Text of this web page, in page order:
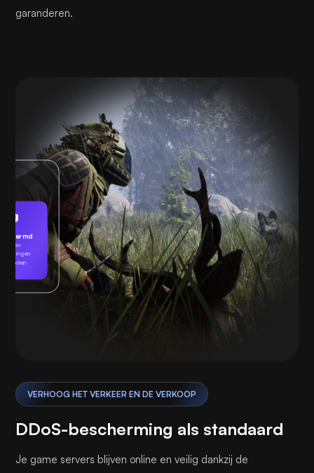
garanderen.
VERHOOG HET VERKEER EN DE VERKOOP
DDoS-bescherming als standaard
Je game servers blijven online en veilig dankzij de
Geen
gevonden